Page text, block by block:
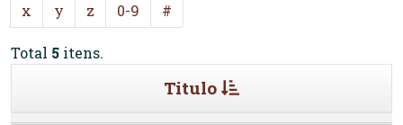
x
y z 0-9 #
Total 5 itens.
Titulo